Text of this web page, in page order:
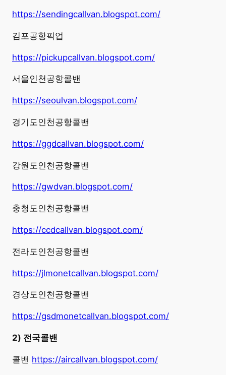
https://sendingcallvan.blogspot.com/
김포공항픽업
https://pickupcallvan.blogspot.com/
서울인천공항콜밴
https://seoulvan.blogspot.com/
경기도인천공항콜밴
https://ggdcallvan.blogspot.com/
강원도인천공항콜밴
https://gwdvan.blogspot.com/
충청도인천공항콜밴
https://ccdcallvan.blogspot.com/
전라도인천공항콜밴
https://jlmonetcallvan.blogspot.com/
경상도인천공항콜밴
https://gsdmonetcallvan.blogspot.com/
2) 전국콜밴
콜밴 https://aircallvan.blogspot.com/